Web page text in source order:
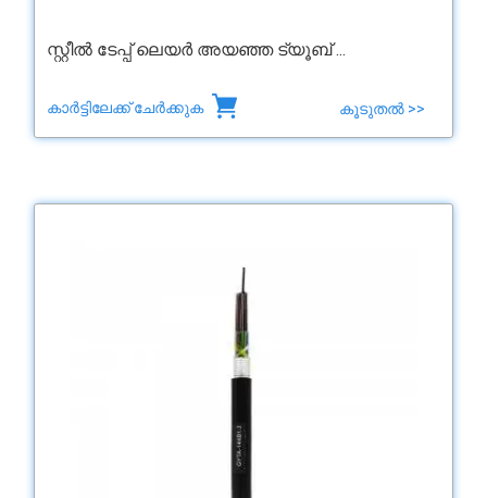
സ്റ്റീൽ ടേപ്പ് ലെയർ അയഞ്ഞ ട്യൂബ് ...
കാർട്ടിലേക്ക് ചേർക്കുക കൂടുതൽ >>